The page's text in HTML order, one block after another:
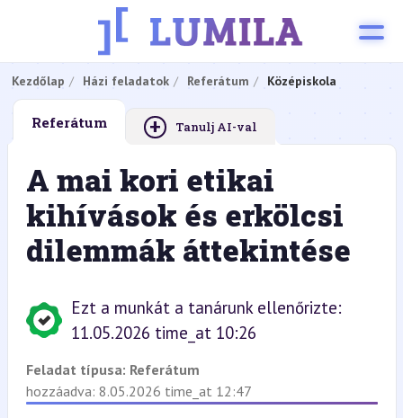
Kezdőlap Házi feladatok Referátum Középiskola
Referátum + Tanulj AI-val
A mai kori etikai
kihívások és erkölcsi
dilemmák áttekintése
Ezt a munkát a tanárunk ellenőrizte:
11.05.2026 time_at 10:26
Feladat típusa: Referátum
hozzáadva: 8.05.2026 time_at 12:47